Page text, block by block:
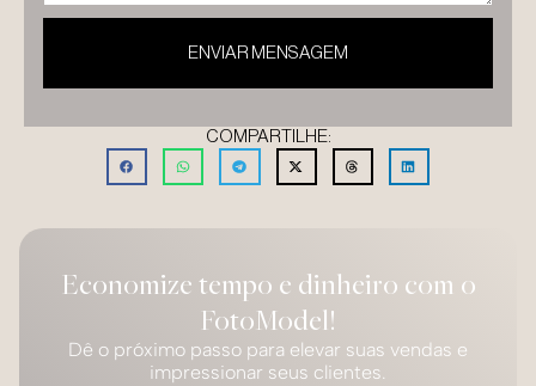
ENVIAR MENSAGEM
COMPARTILHE:
Economize tempo e dinheiro com o
FotoModel!
Dê o próximo passo para elevar suas vendas e
impressionar seus clientes.